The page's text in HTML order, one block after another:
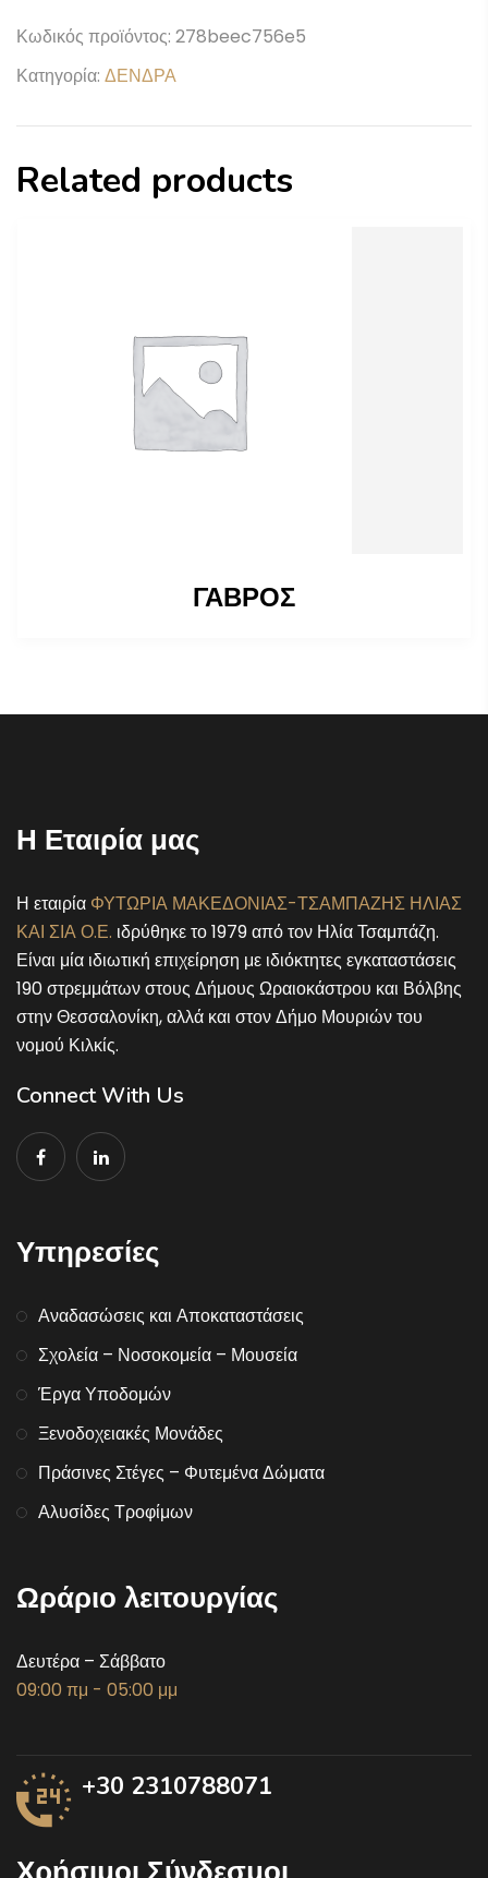
Κωδικός προϊόντος: 278beec756e5
Κατηγορία: ΔΕΝΔΡΑ
Related products
ΓΑΒΡΟΣ
Η Εταιρία μας
Η εταιρία ΦΥΤΩΡΙΑ ΜΑΚΕΔΟΝΙΑΣ-ΤΣΑΜΠΑΖΗΣ ΗΛΙΑΣ
ΚΑΙ ΣΙΑ Ο.Ε. ιδρύθηκε το 1979 από τον Ηλία Τσαμπάζη.
Είναι μία ιδιωτική επιχείρηση με ιδιόκτητες εγκαταστάσεις
190 στρεμμάτων στους Δήμους Ωραιοκάστρου και Βόλβης
στην Θεσσαλονίκη, αλλά και στον Δήμο Μουριών του
νομού Κιλκίς.
Connect With Us
Υπηρεσίες
Αναδασώσεις και Αποκαταστάσεις
Σχολεία – Νοσοκομεία – Μουσεία
Έργα Υποδομών
Ξενοδοχειακές Μονάδες
Πράσινες Στέγες – Φυτεμένα Δώματα
Αλυσίδες Τροφίμων
Ωράριο λειτουργίας
Δευτέρα – Σάββατο
09:00 πμ - 05:00 μμ
+30 2310788071